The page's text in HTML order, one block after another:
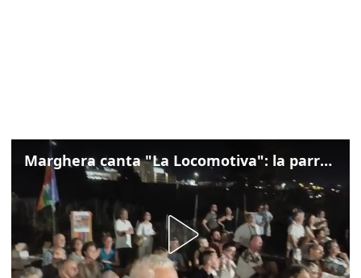
Marghera canta "La Locomotiva": la parrocchia della Cita ricorda Guccini